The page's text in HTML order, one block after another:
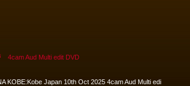
4cam Aud Multi edit DVD
KOBE:Kobe Japan 10th Oct 2025 4cam Aud Multi edi